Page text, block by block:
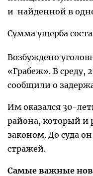
и найденной в
Сумма ущерба
Возбуждено
«Грабеж». В среду,
сообщили о
Им оказался 30-
района, который и
законом. До суда
стражей.
Самые важные